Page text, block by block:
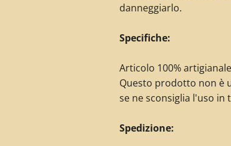
danneggiarlo.
Specifiche:
Articolo 100%
Questo prodotto non è
se ne sconsiglia l'uso in
Spedizione: